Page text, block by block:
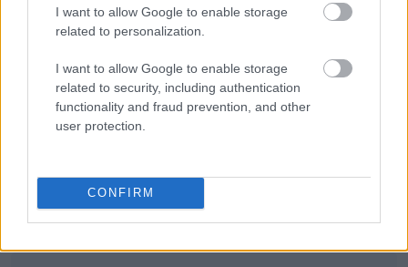
I want to allow Google to enable storage
related to personalization.
I want to allow Google to enable storage
related to security, including authentication
functionality and fraud prevention, and other
user protection.
CONFIRM
darmozjad
Ardeny
trollować